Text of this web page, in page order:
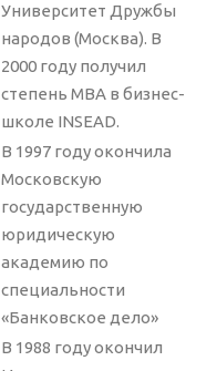
Университет Дружбы
народов (Москва). В
2000 году получил
степень MBA в бизнес-
школе INSEAD.
В 1997 году окончила
Московскую
государственную
юридическую
академию по
специальности
«Банковское дело»
В 1988 году окончил